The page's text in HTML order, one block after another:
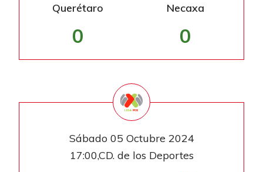
Querétaro
0
Necaxa
0
Sábado 05 Octubre 2024
17:00,CD. de los Deportes